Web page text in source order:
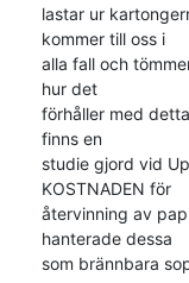
lastar ur
kommer till oss i
alla fall och
hur det
förhåller med
finns en
studie gjord vid
KOSTNADEN för
återvinning av
hanterade dessa
som brännbara